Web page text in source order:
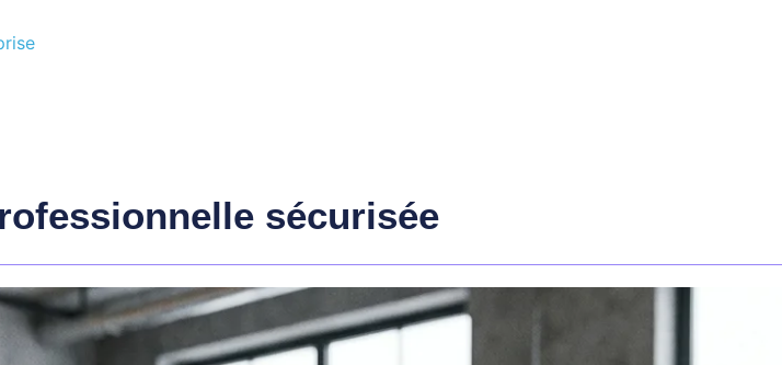
sécurisée